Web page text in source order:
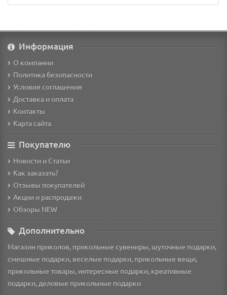
Информация
О компании
Политика безопасности
Условия соглашения
Доставка и оплата
Контакты
Карта сайта
Покупателю
Новости и Статьи
Как заказать?
Отзывы покупателей
Акции и распродажи
Обзоры NEW
Дополнительно
Магазин приколов, прикольные сувениры, шуточные подарки,
смешные подарки, веселые подарки, прикольные вещи,
прикольные товары, интересные подарки, креативные
подарки, деловые прикольные подарки